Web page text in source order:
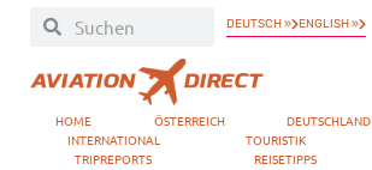
DEUTSCH » ENGLISH »
HOME ÖSTERREICH DEUTSCHLAND
INTERNATIONAL
TOURISTIK
TRIPREPORTS
REISETIPPS